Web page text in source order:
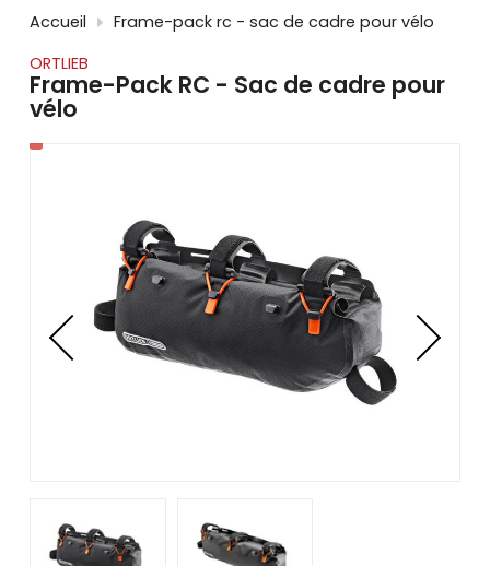
pour
au
résultat
de
recherche
peuvent
gestes
tels
Accueil
Frame-pack rc - sac de cadre pour vélo
ORTLIEB
Frame-Pack RC - Sac de cadre pour
vélo